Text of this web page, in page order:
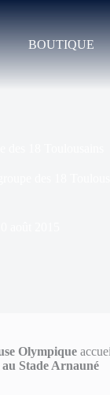
BOUTIQUE
Olympique
Stade Arnauné